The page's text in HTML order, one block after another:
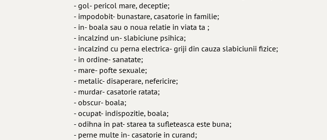
- gol- pericol mare, deceptie;
- impodobit- bunastare, casatorie in familie;
- in- boala sau o noua relatie in viata ta ;
- incalzind un- slabiciune psihica;
- incalzind cu perna electrica- griji din cauza slabiciunii fizice;
- in ordine- sanatate;
- mare- pofte sexuale;
- metalic- disaperare, nefericire;
- murdar- casatorie ratata;
- obscur- boala;
- ocupat- indispozitie, boala;
- odihna in pat- starea ta sufleteasca este buna;
- perne multe in- casatorie in curand;